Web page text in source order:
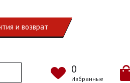
и возврат
0
Избранные